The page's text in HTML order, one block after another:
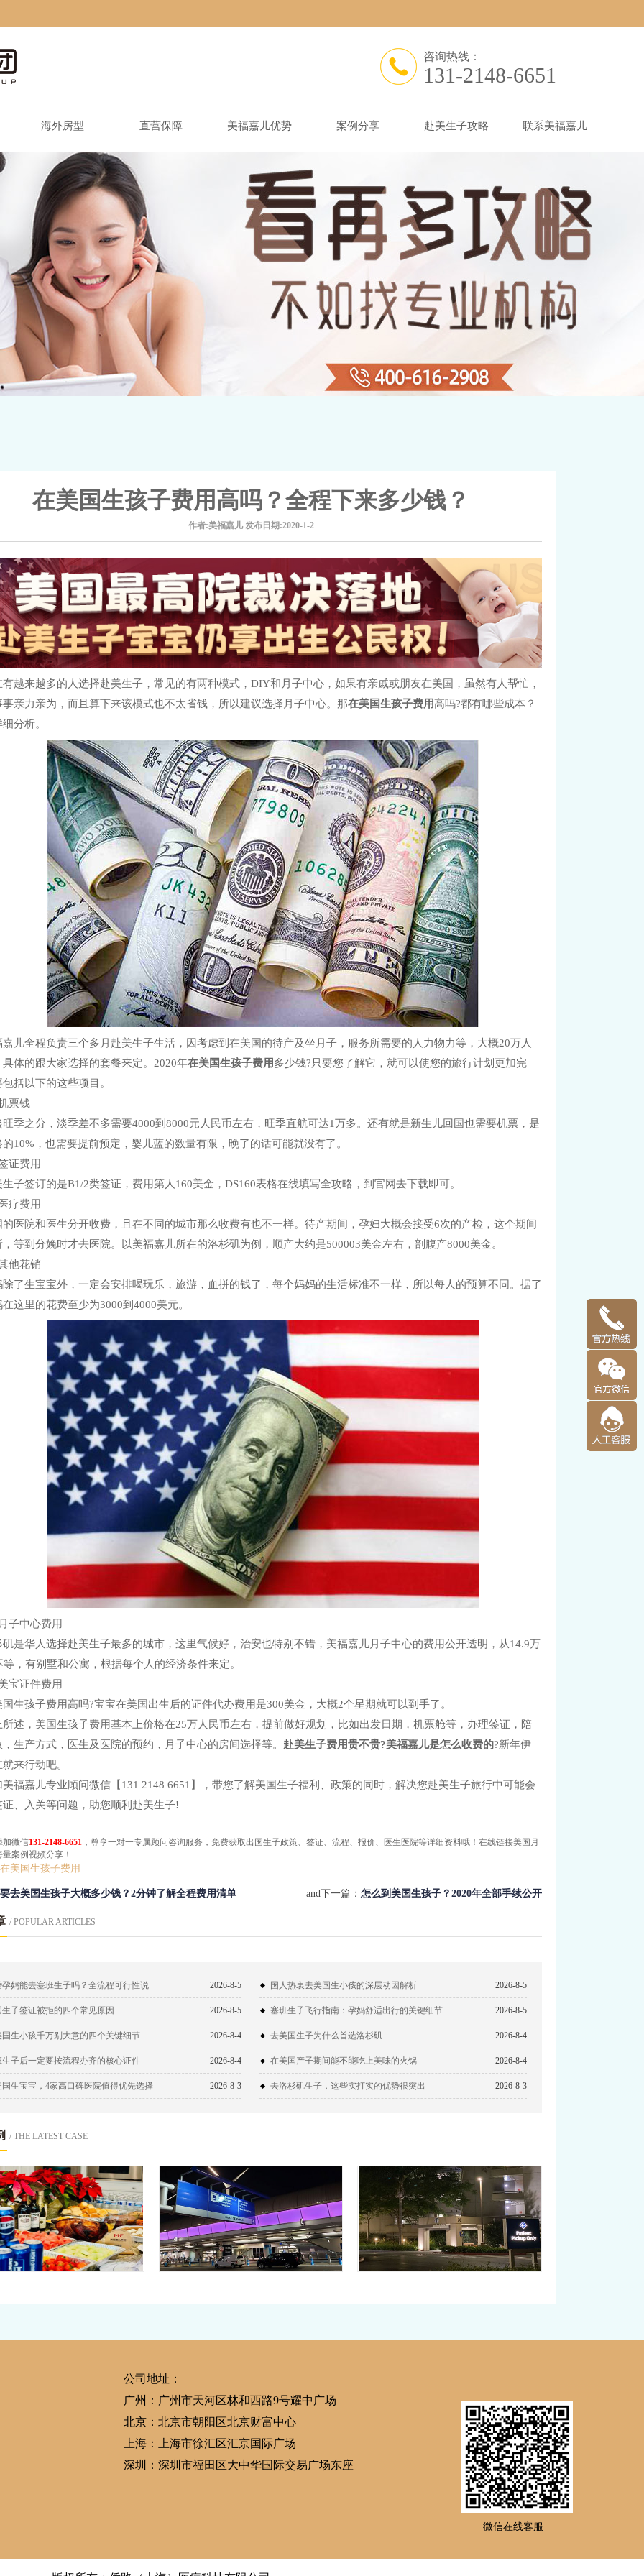
咨询热线：
131-2148-6651
海外房型 直营保障 美福嘉儿优势 案例分享 赴美生子攻略 联系美福嘉儿
在美国生孩子费用高吗？全程下来多少钱？
作者:美福嘉儿 发布日期:2020-1-2
有越来越多的人选择赴美生子，常见的有两种模式，DIY和月子中心，如果有亲戚或朋友在美国，虽然有人帮忙，
事亲力亲为，而且算下来该模式也不太省钱，所以建议选择月子中心。那在美国生孩子费用高吗?都有哪些成本？
分析。
嘉儿全程负责三个多月赴美生子生活，因考虑到在美国的待产及坐月子，服务所需要的人力物力等，大概20万人
具体的跟大家选择的套餐来定。2020年在美国生孩子费用多少钱?只要您了解它，就可以使您的旅行计划更加完
括以下的这些项目。
票钱
旺季之分，淡季差不多需要4000到8000元人民币左右，旺季直航可达1万多。还有就是新生儿回国也需要机票，是
10%，也需要提前预定，婴儿蓝的数量有限，晚了的话可能就没有了。
证费用
生子签订的是B1/2类签证，费用第人160美金，DS160表格在线填写全攻略，到官网去下载即可。
疗费用
的医院和医生分开收费，且在不同的城市那么收费有也不一样。待产期间，孕妇大概会接受6次的产检，这个期间
等到分娩时才去医院。以美福嘉儿所在的洛杉矶为例，顺产大约是500003美金左右，剖腹产8000美金。
他花销
除了生宝宝外，一定会安排喝玩乐，旅游，血拼的钱了，每个妈妈的生活标准不一样，所以每人的预算不同。据了
这里的花费至少为3000到4000美元。
子中心费用
矶是华人选择赴美生子最多的城市，这里气候好，治安也特别不错，美福嘉儿月子中心的费用公开透明，从14.9万
等，有别墅和公寓，根据每个人的经济条件来定。
宝证件费用
国生孩子费用高吗?宝宝在美国出生后的证件代办费用是300美金，大概2个星期就可以到手了。
所述，美国生孩子费用基本上价格在25万人民币左右，提前做好规划，比如出发日期，机票舱等，办理签证，陪
生产方式，医生及医院的预约，月子中心的房间选择等。 赴美生子费用贵不贵?美福嘉儿是怎么收费的?新年伊
来行动吧。
美福嘉儿专业顾问微信【131 2148 6651】，带您了解美国生子福利、政策的同时，解决您赴美生子旅行中可能会
证、入关等问题，助您顺利赴美生子!
加微信131-2148-6651 ，尊享一对一专属顾问咨询服务，免费获取​出国生子政策、签证、流程、报价、医生医院等详细资料哦！在线链接美国月
案例视频分享！
在美国生孩子费用
要去美国生孩子大概多少钱？2分钟了解全程费用清单 and下一篇： 怎么到美国生孩子？2020年全部手续公开
/ POPULAR ARTICLES
孕妈能去塞班生子吗？全流程可行性说 2026-8-5 国人热衷去美国生小孩的深层动因解析 2026-8-5
生子签证被拒的四个常见原因 2026-8-5 塞班生子飞行指南：孕妈舒适出行的关键细节 2026-8-5
国生小孩千万别大意的四个关键细节 2026-8-4 去美国生子为什么首选洛杉矶 2026-8-4
生子后一定要按流程办齐的核心证件 2026-8-4 在美国产子期间能不能吃上美味的火锅 2026-8-4
国生宝宝，4家高口碑医院值得优先选择 2026-8-3 去洛杉矶生子，这些实打实的优势很突出 2026-8-3
/ THE LATEST CASE
公司地址：
广州：广州市天河区林和西路9号耀中广场
北京：北京市朝阳区北京财富中心
上海：上海市徐汇区汇京国际广场
深圳：深圳市福田区大中华国际交易广场东座
微信在线客服